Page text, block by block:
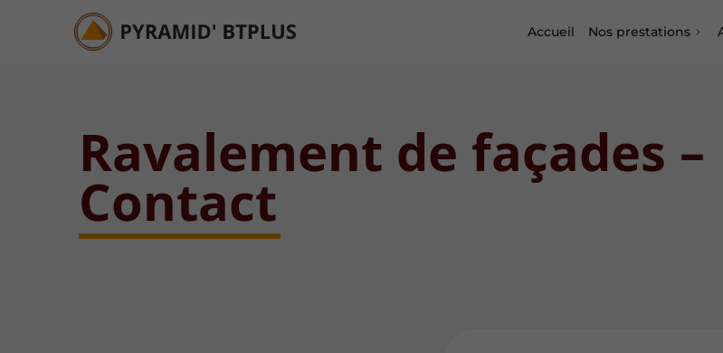
Accueil Nos prestations
Ravalement de façades
Contact